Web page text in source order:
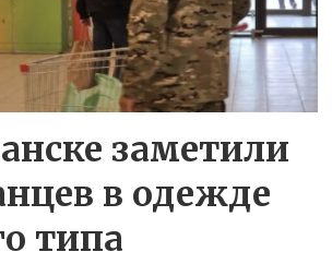
заметили
в одежде
типа